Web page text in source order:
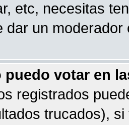
etc, necesitas
dar un
puedo votar en
registrados
trucados),